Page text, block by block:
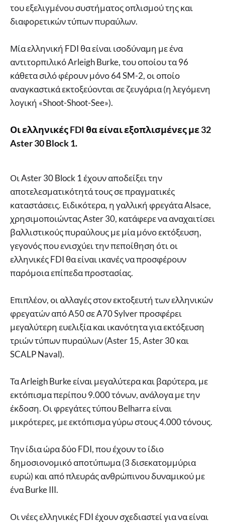
του εξελιγμένου συστήματος οπλισμού της και
διαφορετικών τύπων πυραύλων.
Μία ελληνική FDI θα είναι ισοδύναμη με ένα
αντιτορπιλικό Arleigh Burke, του οποίου τα 96
κάθετα σιλό φέρουν μόνο 64 SM-2, οι οποίο
αναγκαστικά εκτοξεύονται σε ζευγάρια (η λεγόμενη
λογική «Shoot-Shoot-See»).
Οι ελληνικές FDI θα είναι εξοπλισμένες με 32
Aster 30 Block 1.
Οι Aster 30 Block 1 έχουν αποδείξει την
αποτελεσματικότητά τους σε πραγματικές
καταστάσεις. Ειδικότερα, η γαλλική φρεγάτα Alsace,
χρησιμοποιώντας Aster 30, κατάφερε να αναχαιτίσει
βαλλιστικούς πυραύλους με μία μόνο εκτόξευση,
γεγονός που ενισχύει την πεποίθηση ότι οι
ελληνικές FDI θα είναι ικανές να προσφέρουν
παρόμοια επίπεδα προστασίας.
Επιπλέον, οι αλλαγές στον εκτοξευτή των ελληνικών
φρεγατών από A50 σε A70 Sylver προσφέρει
μεγαλύτερη ευελιξία και ικανότητα για εκτόξευση
τριών τύπων πυραύλων (Aster 15, Aster 30 και
SCALP Naval).
Τα Arleigh Burke είναι μεγαλύτερα και βαρύτερα, με
εκτόπισμα περίπου 9.000 τόνων, ανάλογα με την
έκδοση. Οι φρεγάτες τύπου Belharra είναι
μικρότερες, με εκτόπισμα γύρω στους 4.000 τόνους.
Την ίδια ώρα δύο FDI, που έχουν το ίδιο
δημοσιονομικό αποτύπωμα (3 δισεκατομμύρια
ευρώ) και από πλευράς ανθρώπινου δυναμικού με
ένα Burke III.
Οι νέες ελληνικές FDI έχουν σχεδιαστεί για να είναι